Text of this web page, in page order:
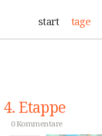
start tage
4. Etappe
0 Kommentare